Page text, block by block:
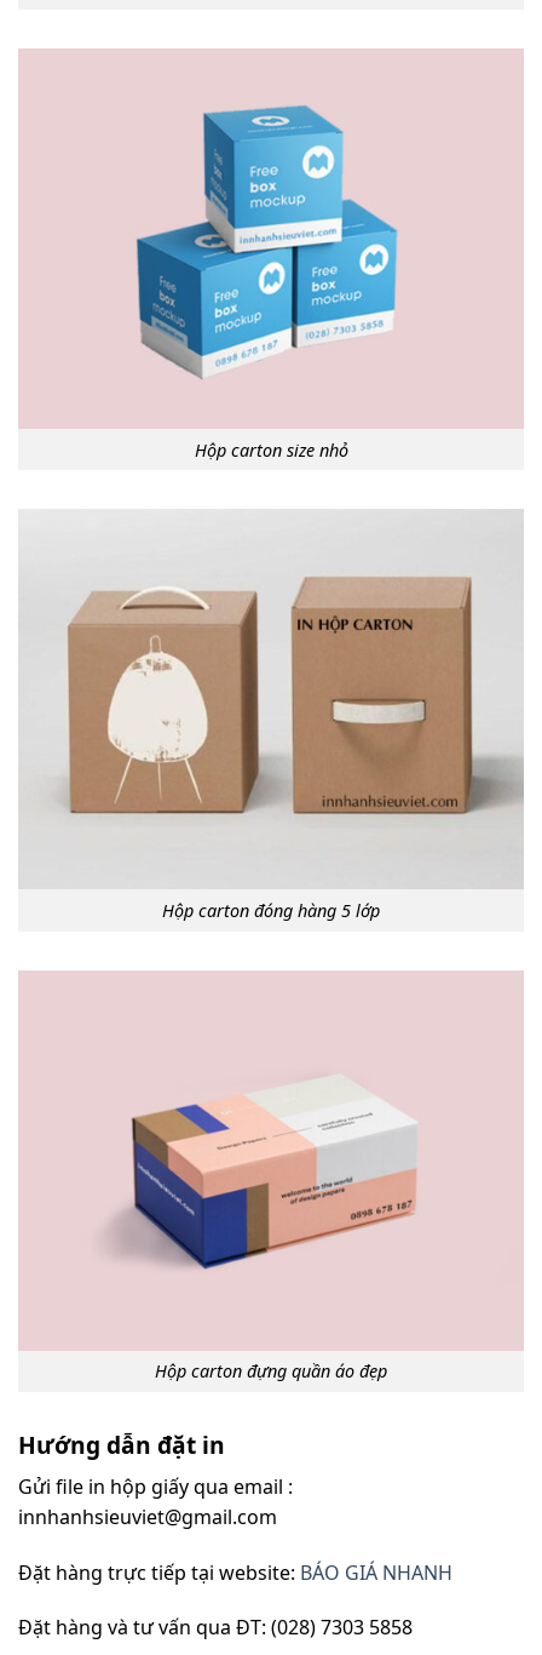
Hộp carton size nhỏ
Hộp carton đóng hàng 5 lớp
Hộp carton đựng quần áo đẹp
Hướng dẫn đặt in
Gửi file in hộp giấy qua email :
innhanhsieuviet@gmail.com
Đặt hàng trực tiếp tại website: BÁO GIÁ NHANH
Đặt hàng và tư vấn qua ĐT: (028) 7303 5858